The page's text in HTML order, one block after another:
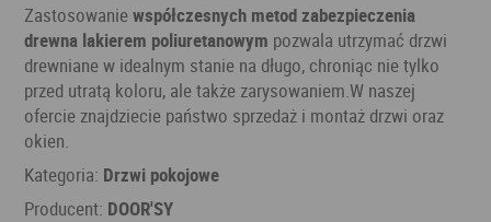
Zastosowaniewspółczesnych metod zabezpieczenia
drewna lakierem poliuretanowym pozwala utrzymać drzwi
drewniane w idealnym stanie na długo, chroniąc nie tylko
przed utratą koloru, ale także zarysowaniem.W naszej
ofercie znajdziecie państwo sprzedaż i montaż drzwi oraz
okien.
Kategoria: Drzwi pokojowe
Producent: DOOR'SY